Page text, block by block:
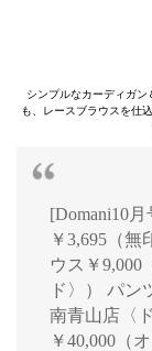
シンプルなカーディガ
も、レースブラウスを仕
[Domani10
￥3,695（
ウス￥9,000
ド〉） パン
南青山店〈
￥40,000（